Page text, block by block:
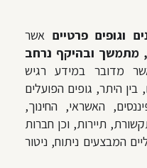
וגופים פרטיים אשר
מתמשך ובהיקף נרחב
מדובר במידע רגיש
היתר, גופים הפועלים
האשראי, החינוך,
תיירות, וכן חברות
המבצעים ניתוח, ניטור